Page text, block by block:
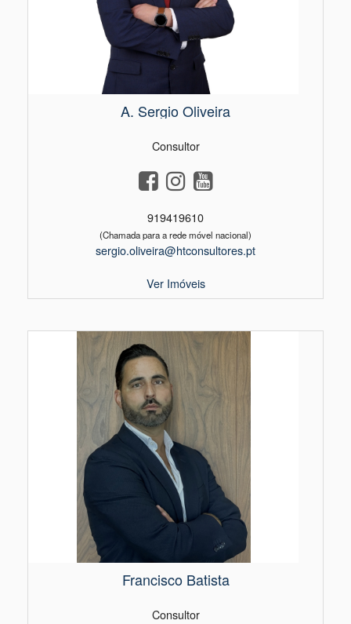
A.​ Sergio Oliveira
Consultor
919419610
(Chamada para a rede móvel nacional)
sergio.oliveira@htconsultores.pt
Ver Imóveis
Francisco Batista
Consultor